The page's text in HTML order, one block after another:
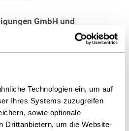
Technologien ein, um auf
Ihres Systems zuzugreifen
sowie optionale
Drittanbietern, um die Website-
GmbH und
& Due Diligence), Dr. Johan-
& Due Diligence).